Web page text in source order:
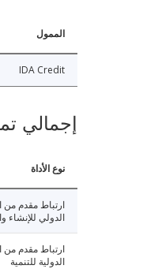
الممول
IDA Credit
إجمالي
نوع الأداة
ارتباط مقدم من
الدولي للإنشاء
ارتباط مقدم
الدولية للتنمية